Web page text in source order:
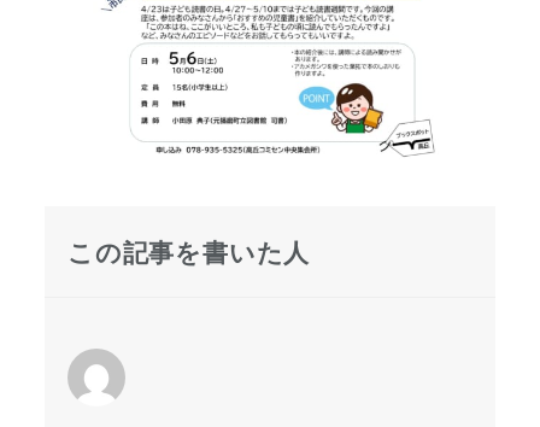
この記事を書いた人